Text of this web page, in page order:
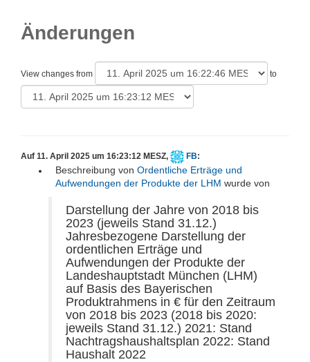
Änderungen
View changes from to
Auf 11. April 2025 um 16:23:12 MESZ, FB:
Beschreibung von Ordentliche Erträge und
Aufwendungen der Produkte der LHM wurde von
Darstellung der Jahre von 2018 bis
2023 (jeweils Stand 31.12.)
Jahresbezogene Darstellung der
ordentlichen Erträge und
Aufwendungen der Produkte der
Landeshauptstadt München (LHM)
auf Basis des Bayerischen
Produktrahmens in € für den Zeitraum
von 2018 bis 2023 (2018 bis 2020:
jeweils Stand 31.12.) 2021: Stand
Nachtragshaushaltsplan 2022: Stand
Haushalt 2022